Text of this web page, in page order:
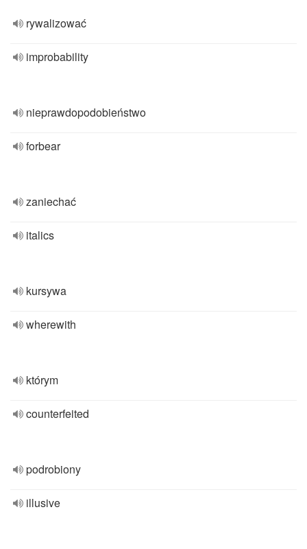
rywalizować
improbability
nieprawdopodobieństwo
forbear
zaniechać
italics
kursywa
wherewith
którym
counterfeited
podrobiony
illusive